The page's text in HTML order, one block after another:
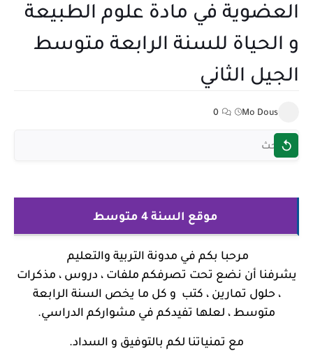
العضوية في مادة علوم الطبيعة
و الحياة للسنة الرابعة متوسط
الجيل الثاني
Mo Dous
0
موقع السنة 4 متوسط
مرحبا بكم في مدونة التربية والتعليم
يشرفنا أن نضع تحت تصرفكم ملفات ، دروس ، مذكرات
، حلول تمارين ، كتب و كل ما يخص السنة الرابعة
متوسط ، لعلها تفيدكم في مشواركم الدراسي.
مع تمنياتنا لكم بالتوفيق و السداد.